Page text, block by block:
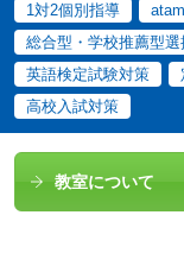
1対2個別指導
総合型・学校推薦型選
英語検定試験対策
高校入試対策
教室について